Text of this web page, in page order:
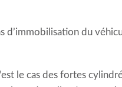
d’immobilisation du
le cas des fortes